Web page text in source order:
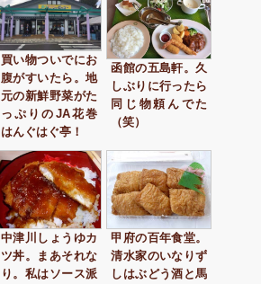
買い物ついでにお
腹がすいたら。地
元の新鮮野菜がた
っぷりのJA花巻
はんぐはぐ亭！
函館の五島軒。久
しぶりに行ったら
同じ物頼んでた
（笑）
中津川しょうゆカ
ツ丼。まあそれな
り。私はソース派
甲府の百年食堂。
清水家のいなりず
しはぶどう酒と馬